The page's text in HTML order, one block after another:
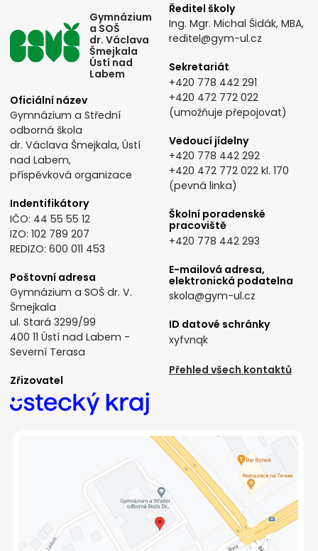
Gymnázium
a SOŠ
dr. Václava
Šmejkala
Ústí nad
Labem
Oficiální název
Gymnázium a Střední
odborná škola
dr. Václava Šmejkala, Ústí
nad Labem,
příspěvková organizace
Indentifikátory
IČO: 44 55 55 12
IZO: 102 789 207
REDIZO: 600 011 453
Poštovní adresa
Gymnázium a SOŠ dr. V.
Šmejkala
ul. Stará 3299/99
400 11 Ústí nad Labem -
Severní Terasa
Zřizovatel
Ředitel školy
Ing. Mgr. Michal Šidák, MBA,
reditel@gym-ul.cz
Sekretariát
+420 778 442 291
+420 472 772 022
(umožňuje přepojovat)
Vedoucí jídelny
+420 778 442 292
+420 472 772 022 kl. 170
(pevná linka)
Školní poradenské
pracoviště
+420 778 442 293
E-mailová adresa,
elektronická podatelna
skola@gym-ul.cz
ID datové schránky
xyfvnqk
Přehled všech kontaktů